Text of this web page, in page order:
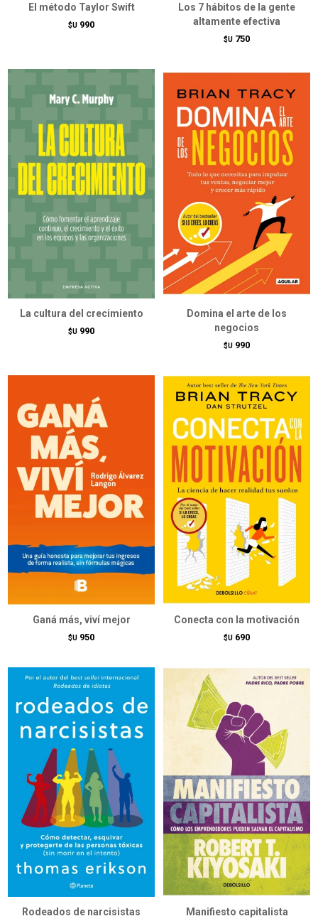
El método Taylor Swift
$U 990
Los 7 hábitos de la gente
altamente efectiva
$U 750
La cultura del crecimiento
$U 990
Domina el arte de los
negocios
$U 990
Ganá más, viví mejor
$U 950
Conecta con la motivación
$U 690
Rodeados de narcisistas Manifiesto capitalista